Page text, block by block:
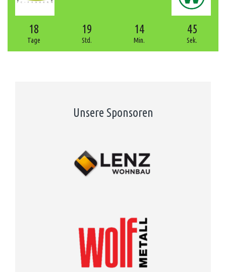
18
Tage
19
Std.
14
Min.
44
Sek.
Unsere Sponsoren